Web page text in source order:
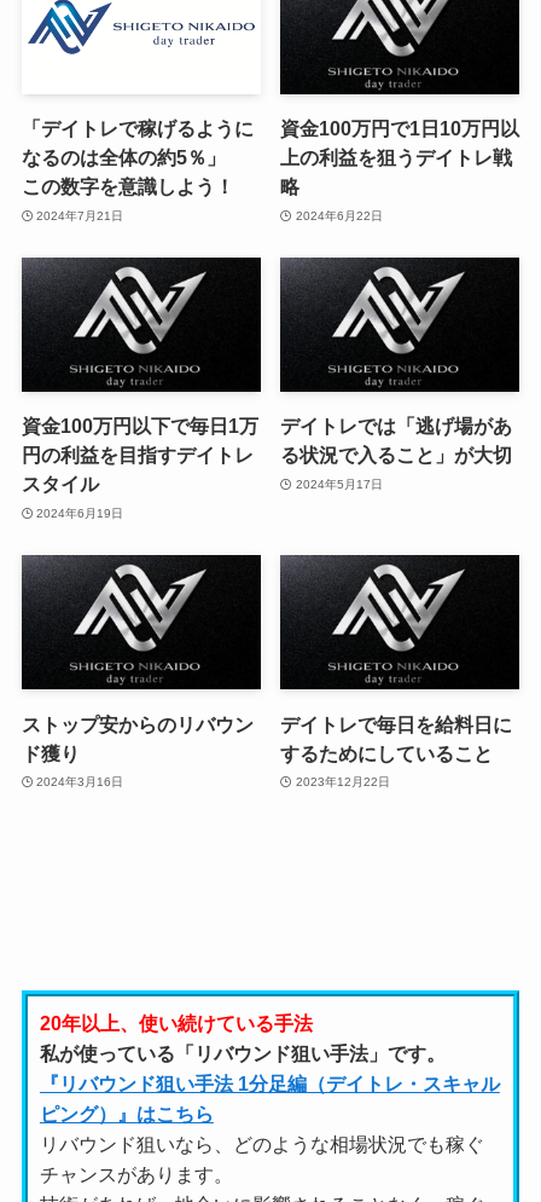
「デイトレで稼げるように
なるのは全体の約5％」
この数字を意識しよう！
2024年7月21日
資金100万円で1日10万円以
上の利益を狙うデイトレ戦
略
2024年6月22日
資金100万円以下で毎日1万
円の利益を目指すデイトレ
スタイル
2024年6月19日
デイトレでは「逃げ場があ
る状況で入ること」が大切
2024年5月17日
ストップ安からのリバウン
ド獲り
2024年3月16日
デイトレで毎日を給料日に
するためにしていること
2023年12月22日
20年以上、使い続けている手法
私が使っている「リバウンド狙い手法」です。
『リバウンド狙い手法 1分足編（デイトレ・スキャル
ピング）』はこちら
リバウンド狙いなら、どのような相場状況でも稼ぐ
チャンスがあります。